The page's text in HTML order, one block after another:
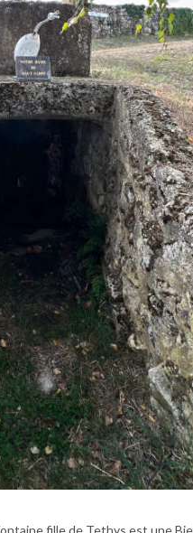
fille de Tethys est une